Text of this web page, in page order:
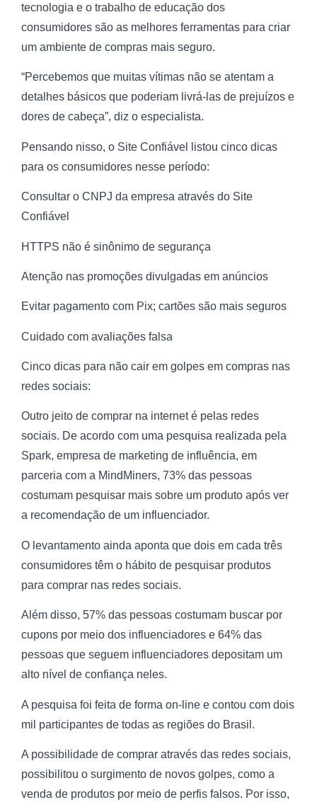
tecnologia e o trabalho de educação dos
consumidores são as melhores ferramentas para criar
um ambiente de compras mais seguro.
“Percebemos que muitas vítimas não se atentam a
detalhes básicos que poderiam livrá-las de prejuízos e
dores de cabeça”, diz o especialista.
Pensando nisso, o Site Confiável listou cinco dicas
para os consumidores nesse período:
Consultar o CNPJ da empresa através do Site
Confiável
HTTPS não é sinônimo de segurança
Atenção nas promoções divulgadas em anúncios
Evitar pagamento com Pix; cartões são mais seguros
Cuidado com avaliações falsa
Cinco dicas para não cair em golpes em compras nas
redes sociais:
Outro jeito de comprar na internet é pelas redes
sociais. De acordo com uma pesquisa realizada pela
Spark, empresa de marketing de influência, em
parceria com a MindMiners, 73% das pessoas
costumam pesquisar mais sobre um produto após ver
a recomendação de um influenciador.
O levantamento ainda aponta que dois em cada três
consumidores têm o hábito de pesquisar produtos
para comprar nas redes sociais.
Além disso, 57% das pessoas costumam buscar por
cupons por meio dos influenciadores e 64% das
pessoas que seguem influenciadores depositam um
alto nível de confiança neles.
A pesquisa foi feita de forma on-line e contou com dois
mil participantes de todas as regiões do Brasil.
A possibilidade de comprar através das redes sociais,
possibilitou o surgimento de novos golpes, como a
venda de produtos por meio de perfis falsos. Por isso,